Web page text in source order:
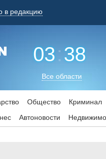
в редакцию
03:38
Все области
Общество
Криминал
Aвтоновости